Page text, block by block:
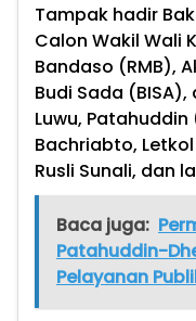
Tampak hadir
Calon Wakil Wali
Bandaso (RMB),
Budi Sada
Luwu,
Bachriabto, Letkol
Rusli Sunali, dan
Baca juga:
Patahuddin-
Pelayanan